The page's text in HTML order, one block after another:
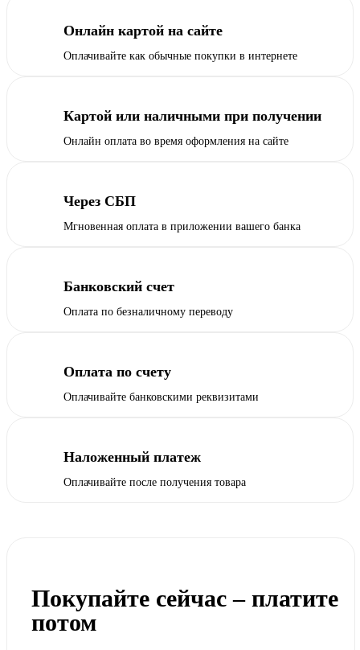
Онлайн картой на сайте
Оплачивайте как обычные покупки в интернете
Картой или наличными при получении
Онлайн оплата во время оформления на сайте
Через СБП
Мгновенная оплата в приложении вашего банка
Банковский счет
Оплата по безналичному переводу
Оплата по счету
Оплачивайте банковскими реквизитами
Наложенный платеж
Оплачивайте после получения товара
Покупайте сейчас – платите
потом